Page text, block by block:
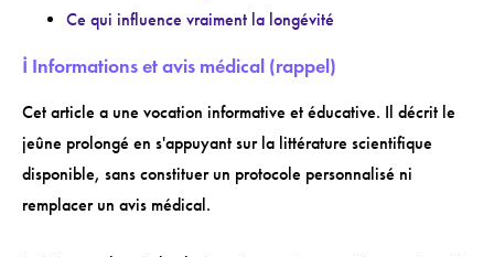
Ce qui influence vraiment la longévité
ℹ️ Informations et avis médical (rappel)
Cet article a une vocation informative et éducative. Il décrit le
jeûne prolongé en s'appuyant sur la littérature scientifique
disponible, sans constituer un protocole personnalisé ni
remplacer un avis médical.